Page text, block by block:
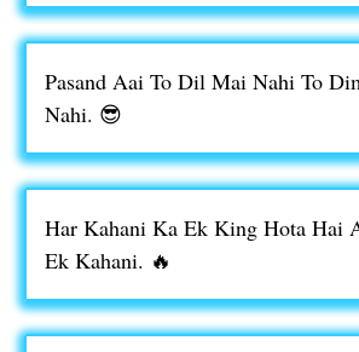
Pasand Aai To Dil Mai Nahi To
Nahi. 😎
Har Kahani Ka Ek King Hota Hai
Ek Kahani. 🔥